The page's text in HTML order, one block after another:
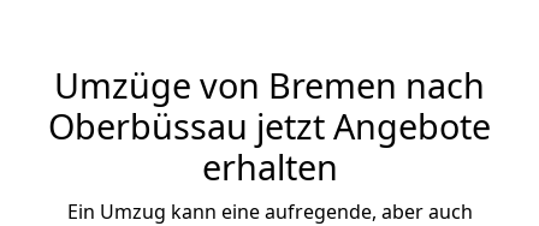
Umzüge von Bremen nach
Oberbüssau jetzt Angebote
erhalten
Ein Umzug kann eine aufregende, aber auch